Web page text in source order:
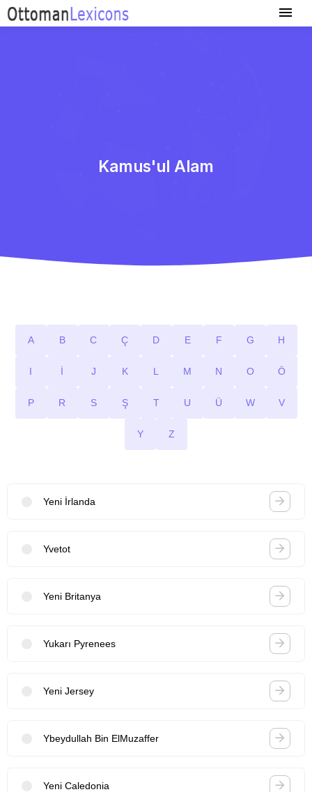
Kamus'ul Alam
A B C Ç D E F G H
I İ J K L M N O Ö
P R S Ş T U Ü W V
Y Z
Yeni İrlanda
Yvetot
Yeni Britanya
Yukarı Pyrenees
Yeni Jersey
Ybeydullah Bin ElMuzaffer
Yeni Caledonia